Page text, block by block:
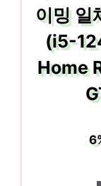
이밍
(i5-
Home